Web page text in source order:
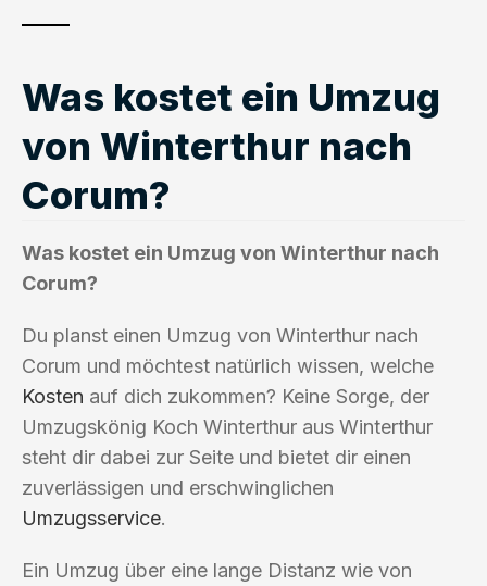
Was kostet ein Umzug
von Winterthur nach
Corum?
Was kostet ein Umzug von Winterthur nach
Corum?
Du planst einen Umzug von Winterthur nach
Corum und möchtest natürlich wissen, welche
Kosten auf dich zukommen? Keine Sorge, der
Umzugskönig Koch Winterthur aus Winterthur
steht dir dabei zur Seite und bietet dir einen
zuverlässigen und erschwinglichen
Umzugsservice.
Ein Umzug über eine lange Distanz wie von